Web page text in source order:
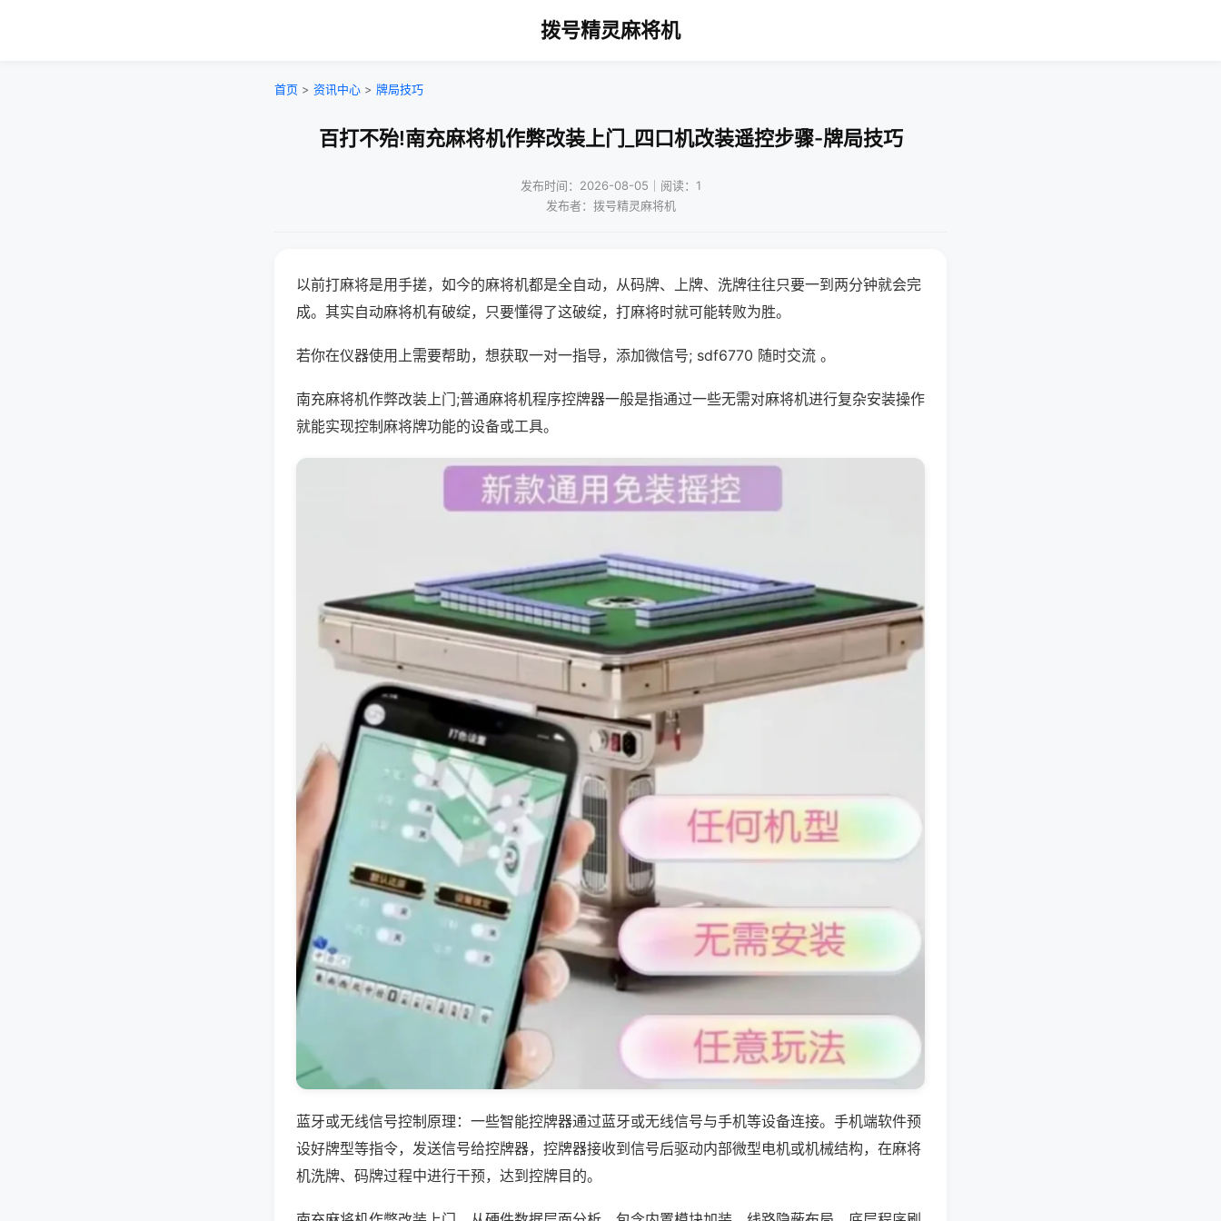
拨号精灵麻将机
首页 > 资讯中心 > 牌局技巧
百打不殆!南充麻将机作弊改装上门_四口机改装遥控步骤-牌局技巧
发布时间：2026-08-05｜阅读：1
发布者：拨号精灵麻将机
以前打麻将是用手搓，如今的麻将机都是全自动，从码牌、上牌、洗牌往往只要一到两分钟就会完
成。其实自动麻将机有破绽，只要懂得了这破绽，打麻将时就可能转败为胜。
若你在仪器使用上需要帮助，想获取一对一指导，添加微信号; sdf6770 随时交流 。
南充麻将机作弊改装上门;普通麻将机程序控牌器一般是指通过一些无需对麻将机进行复杂安装操作
就能实现控制麻将牌功能的设备或工具。
蓝牙或无线信号控制原理：一些智能控牌器通过蓝牙或无线信号与手机等设备连接。手机端软件预
设好牌型等指令，发送信号给控牌器，控牌器接收到信号后驱动内部微型电机或机械结构，在麻将
机洗牌、码牌过程中进行干预，达到控牌目的。